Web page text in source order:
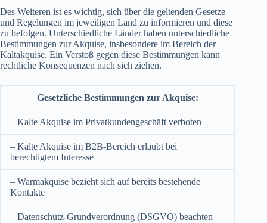
Des Weiteren ist es wichtig, sich über die geltenden Gesetze
und Regelungen im jeweiligen Land zu informieren und diese
zu befolgen. Unterschiedliche Länder haben unterschiedliche
Bestimmungen zur Akquise, insbesondere im Bereich der
Kaltakquise. Ein Verstoß gegen diese Bestimmungen kann
rechtliche Konsequenzen nach sich ziehen.
Gesetzliche Bestimmungen zur Akquise:
– Kalte Akquise im Privatkundengeschäft verboten
– Kalte Akquise im B2B-Bereich erlaubt bei
berechtigtem Interesse
– Warmakquise bezieht sich auf bereits bestehende
Kontakte
– Datenschutz-Grundverordnung (DSGVO) beachten